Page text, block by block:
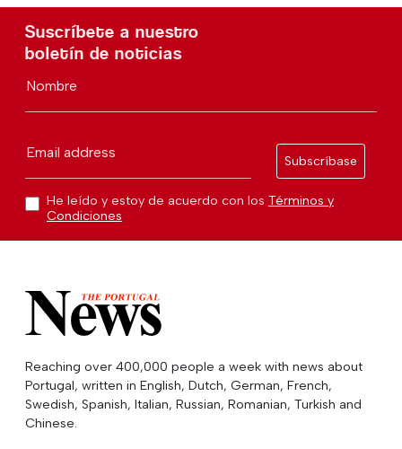
Suscríbete a nuestro
boletín de noticias
Nombre
Email address
Subscríbase
He leído y estoy de acuerdo con los Términos y
Condiciones
Reaching over 400,000 people a week with news about
Portugal, written in English, Dutch, German, French,
Swedish, Spanish, Italian, Russian, Romanian, Turkish and
Chinese.